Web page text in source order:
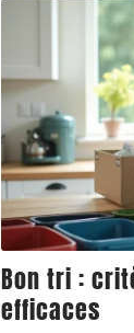
Bon tri :
efficaces